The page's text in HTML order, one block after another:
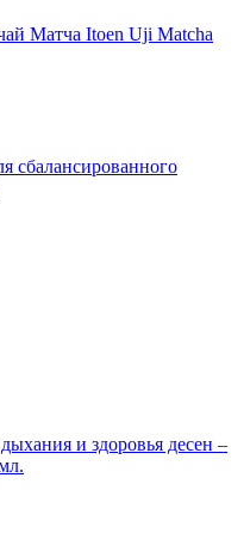
Матча Itoen Uji Matcha
сбалансированного
и здоровья десен –